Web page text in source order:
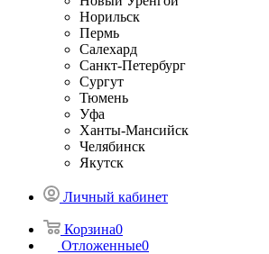
Норильск
Пермь
Салехард
Санкт-Петербург
Сургут
Тюмень
Уфа
Ханты-Мансийск
Челябинск
Якутск
Личный кабинет
Корзина0
Отложенные0